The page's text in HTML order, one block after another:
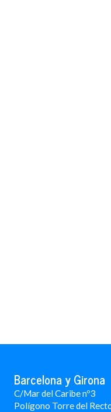
Barcelona y Girona
C/Mar del Caribe nº3
Polígono Torre del